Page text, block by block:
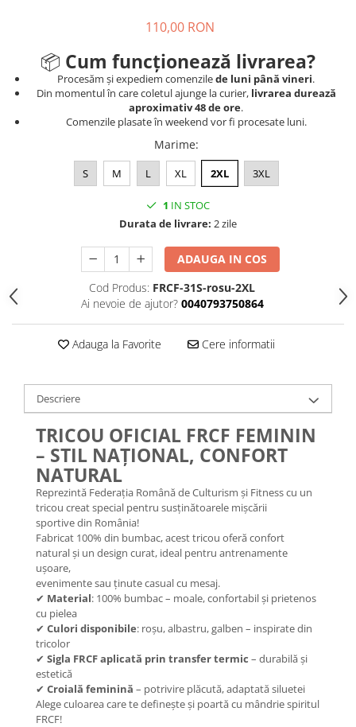
110,00 RON
📦 Cum funcționează livrarea?
Procesăm și expediem comenzilede luni până vineri.
Din momentul în care coletul ajunge la curier, livrarea durează
aproximativ 48 de ore.
Comenzile plasate în weekend vor fi procesate luni.
Marime:
S M L XL 2XL 3XL
1 IN STOC
Durata de livrare: 2 zile
ADAUGA IN COS
Cod Produs: FRCF-31S-rosu-2XL
Ai nevoie de ajutor? 0040793750864
Adauga la Favorite Cere informatii
Descriere
TRICOU OFICIAL FRCF FEMININ
– STIL NAȚIONAL, CONFORT
NATURAL
Reprezintă Federația Română de Culturism și Fitness cu un
tricou creat special pentru susținătoarele mișcării
sportive din România!
Fabricat 100% din bumbac, acest tricou oferă confort
natural și un design curat, ideal pentru antrenamente
ușoare,
evenimente sau ținute casual cu mesaj.
✔ Material: 100% bumbac – moale, confortabil și prietenos
cu pielea
✔ Culori disponibile: roșu, albastru, galben – inspirate din
tricolor
✔ Sigla FRCF aplicată prin transfer termic – durabilă și
estetică
✔ Croială feminină – potrivire plăcută, adaptată siluetei
Alege culoarea care te definește și poartă cu mândrie spiritul
FRCF!